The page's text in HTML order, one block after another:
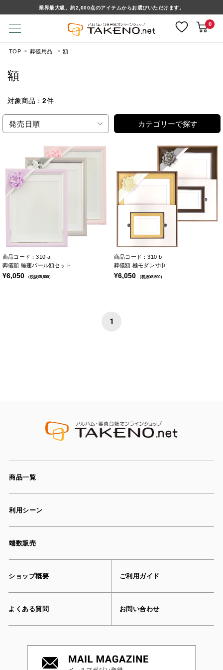
業界最大級、約2,000点のアイテムからお選びいただけます。
0
TOP 葬儀用品 額
額
対象商品： 2件
発売日順 カテゴリーで探す
商品コード：310-a
葬儀額 睡蓮パール額セット
¥6,050 （税抜¥5,500）
商品コード：310-b
葬儀額 極モダン寸巾
¥6,050 （税抜¥5,500）
1
商品一覧
利用シーン
端数販売
ショップ概要 ご利用ガイド
よくある質問 お問い合わせ